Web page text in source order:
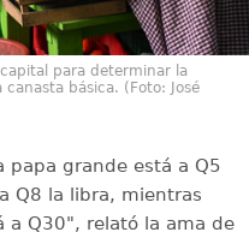
para determinar la
básica. (Foto: José
papa grande está a Q5
Q8 la libra, mientras
a Q30", relató la ama de